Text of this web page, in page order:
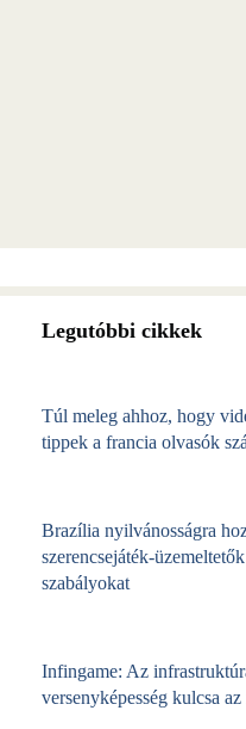
Legutóbbi cikkek
Túl meleg ahhoz, hogy
tippek a francia olvasók
Brazília nyilvánosságra
szabályokat
Infingame: Az
versenyképesség kulcsa